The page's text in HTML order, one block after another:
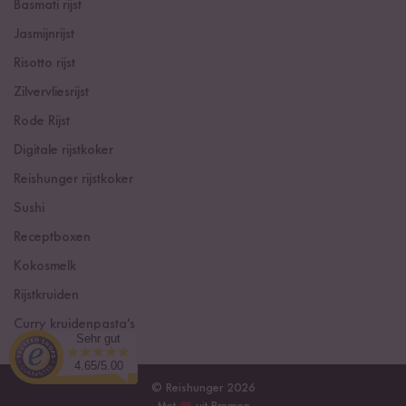
Basmati rijst
Jasmijnrijst
Risotto rijst
Zilvervliesrijst
Rode Rijst
Digitale rijstkoker
Reishunger rijstkoker
Sushi
Receptboxen
Kokosmelk
Rijstkruiden
Curry kruidenpasta's
© Reishunger 2026
Sehr gut
4.65/5.00